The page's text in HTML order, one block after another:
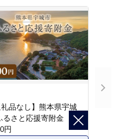
礼品なし】熊本県宇城
るさと応援寄附金
円